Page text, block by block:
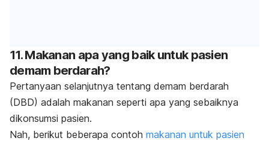
11. Makanan apa yang baik untuk pasien
demam berdarah?
Pertanyaan selanjutnya tentang demam berdarah
(DBD) adalah makanan seperti apa yang sebaiknya
dikonsumsi pasien.
Nah, berikut beberapa contoh makanan untuk pasien